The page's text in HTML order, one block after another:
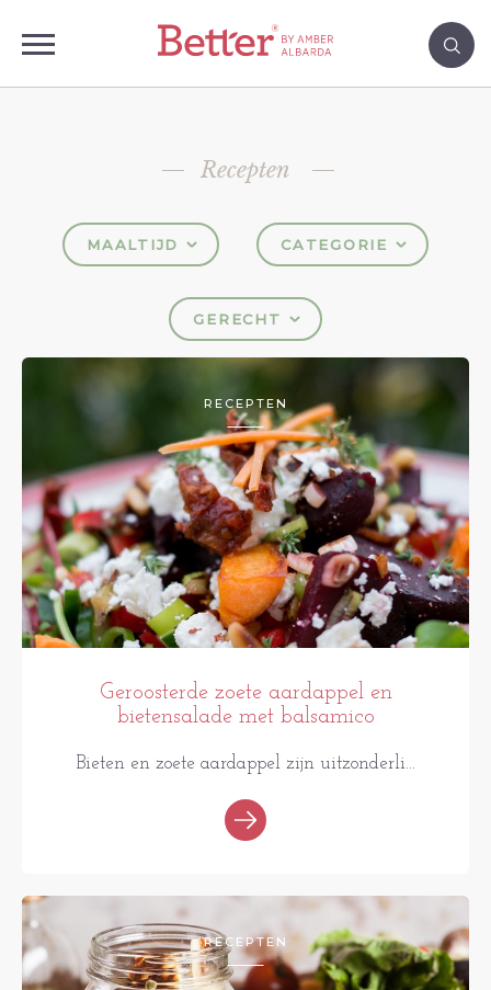
Recepten
MAALTIJD CATEGORIE
GERECHT
RECEPTEN
Geroosterde zoete aardappel en
bietensalade met balsamico
Bieten en zoete aardappel zijn uitzonderli...
RECEPTEN